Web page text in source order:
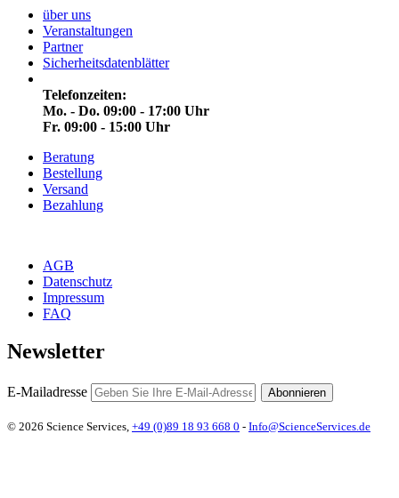
über uns
Veranstaltungen
Partner
Sicherheitsdatenblätter
Telefonzeiten:
Mo. - Do. 09:00 - 17:00 Uhr
Fr. 09:00 - 15:00 Uhr
Beratung
Bestellung
Versand
Bezahlung
AGB
Datenschutz
Impressum
FAQ
Newsletter
E-Mailadresse Abonnieren
© 2026 Science Services, +49 (0)89 18 93 668 0 - Info@ScienceServices.de